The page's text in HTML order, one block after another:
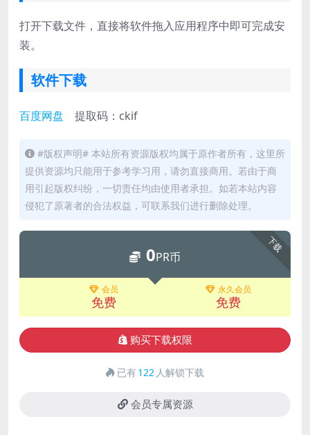
打开下载文件，直接将软件拖入应用程序中即可完成安
装。
软件下载
百度网盘 提取码：ckif
#版权声明# 本站所有资源版权均属于原作者所有，这里所
提供资源均只能用于参考学习用，请勿直接商用。若由于商
用引起版权纠纷，一切责任均由使用者承担。如若本站内容
侵犯了原著者的合法权益，可联系我们进行删除处理。
下载
0PR币
会员
免费
永久会员
免费
购买下载权限
已有122 人解锁下载
会员专属资源